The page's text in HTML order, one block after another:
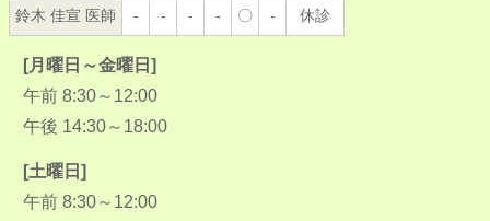
鈴木 佳宣 医師 - - - - 〇 - 休診
[月曜日～金曜日]
午前 8:30～12:00
午後 14:30～18:00
[土曜日]
午前 8:30～12:00